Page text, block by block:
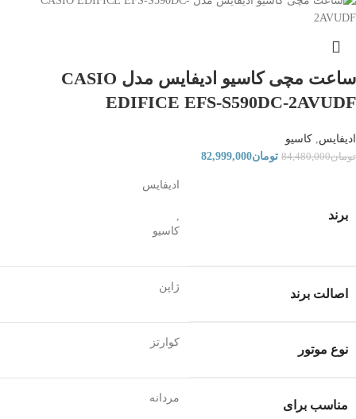
ساعت مچی کاسیو ادیفایس مدل CASIO
EDIFICE EFS-S590DC-2AVUDF
ادیفایس کاسیو
تومان84,480,000 تومان82,999,000
برند
ادیفایس
کاسیو
اصالت برند
ژاپن
نوع موتور
کوارتز
مناسب برای
مردانه